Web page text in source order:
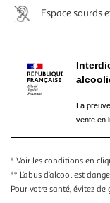
Espace sourds
La
vente en
* Voir les conditions en
** L’abus d’alcool est
Pour votre santé, évitez de